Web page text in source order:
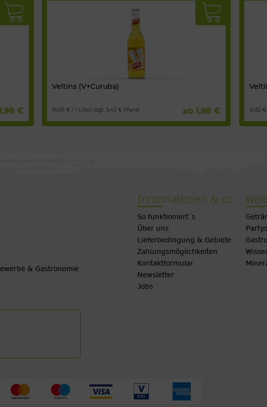
€
Veltins (V+Curuba)
(6,00 € / 1 Liter) zzgl. 3,42 € Pfand ab 1,98 € (5,82
& Gastronomie
Informationen & co
So funktioniert´s
Über uns
Lieferbedingung & Gebiete
Zahlungsmöglichkeiten
Kontaktformular
Newsletter
Jobs